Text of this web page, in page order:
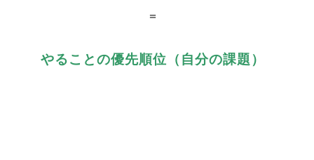
＝
やることの優先順位（自分の課題）